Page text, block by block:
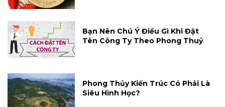
Bạn Nên Chú Ý Điều Gì Khi Đặt
Tên Công Ty Theo Phong Thuỷ
Phong Thủy Kiến Trúc Có Phải Là
Siêu Hình Học?